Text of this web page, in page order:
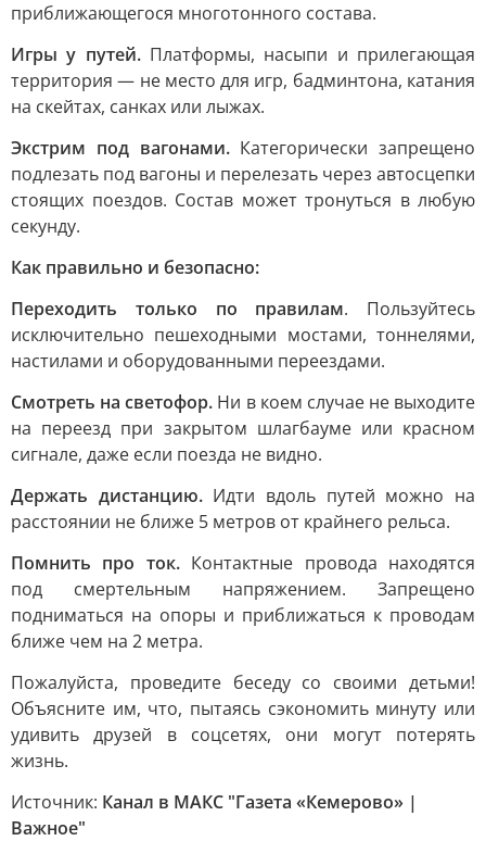
приближающегося многотонного состава.
Игры у путей.Платформы, насыпи и прилегающая
территория — не место для игр, бадминтона, катания
на скейтах, санках или лыжах.
Экстрим под вагонами.Категорически запрещено
подлезать под вагоны и перелезать через автосцепки
стоящих поездов. Состав может тронуться в любую
секунду.
Как правильно и безопасно:
Переходить только по правилам. Пользуйтесь
исключительно пешеходными мостами, тоннелями,
настилами и оборудованными переездами.
Смотреть на светофор. Ни в коем случае не выходите
на переезд при закрытом шлагбауме или красном
сигнале, даже если поезда не видно.
Держать дистанцию.Идти вдоль путей можно на
расстоянии не ближе 5 метров от крайнего рельса.
Помнить про ток.Контактные провода находятся
под смертельным напряжением. Запрещено
подниматься на опоры и приближаться к проводам
ближе чем на 2 метра.
Пожалуйста, проведите беседу со своими детьми!
Объясните им, что, пытаясь сэкономить минуту или
удивить друзей в соцсетях, они могут потерять
жизнь.
Источник: Канал в МАКС "Газета «Кемерово» |
Важное"